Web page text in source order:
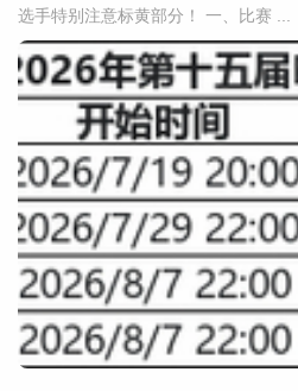
选手特别注意标黄部分！ 一、比赛 ...